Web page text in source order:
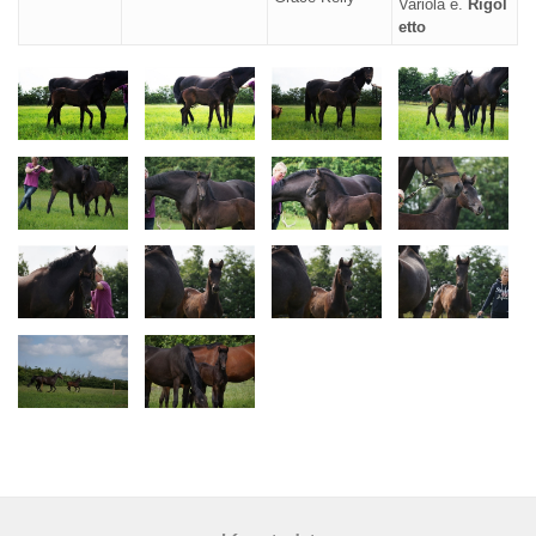
Variola e.
Rigol
etto